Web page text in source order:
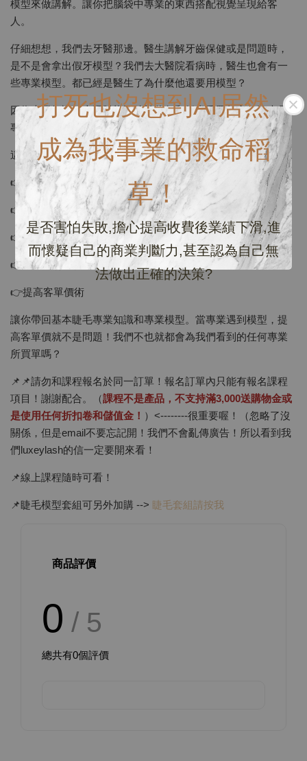
打死也沒想到AI居然
成為我事業的救命稻
草！
是否害怕失敗,擔心提高收費後業績下滑,進
而懷疑自己的商業判斷力,甚至認為自己無
法做出正確的決策?
模型來做講解。讓你把腦袋中專業的東西搭配視覺呈現給客
人。
仔細想想，我們去牙醫那邊。醫生講解牙齒保健或是問題時，
是不是會拿出假牙模型？我們去大醫院看病時，醫生也會有一
些專業模型。都已經是醫生了為什麼他還要用模型？
因為專業知識加上硬體模型等於信任和俘虜受眾的心！這也是
專業的表象。
這堂課程將會讓你學到：
👉認識你的毛料
👉坊間毛料差異
👉分辨毛料優勢
👉正確教育客人
👉提高客單價術
讓你帶回基本睫毛專業知識和專業模型。當專業遇到模型，提
高客單價就不是問題！我們不也就都會為我們看到的任何專業
所買單嗎？
📌📌請勿和課程報名於同一訂單！報名訂單內只能有報名課程
項目！謝謝配合。（課程不是產品，不支持滿3,000送購物金或
是使用任何折扣卷和儲值金！ ）<--------很重要喔！（忽略了沒
關係，但是email不要忘記開！我們不會亂傳廣告！所以看到我
們luxeylash的信一定要開來看！
📌線上課程隨時可看！
📌睫毛模型套組可另外加購 --> 睫毛套組請按我
商品評價
0 / 5
總共有0個評價